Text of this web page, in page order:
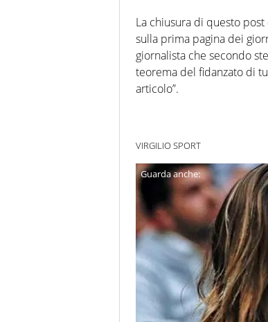
La chiusura di questo
sulla prima pagina dei
giornalista che secondo
teorema del fidanzato di
articolo”.
VIRGILIO SPORT